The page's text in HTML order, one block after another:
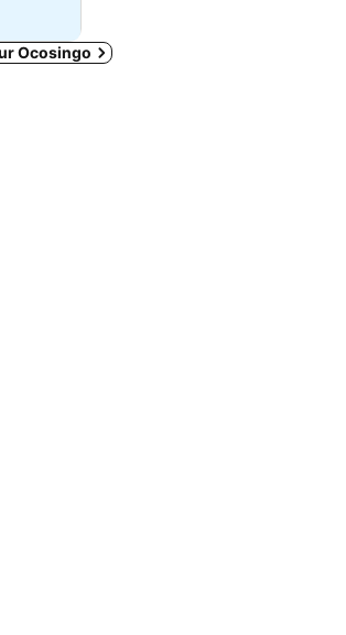
Ocosingo